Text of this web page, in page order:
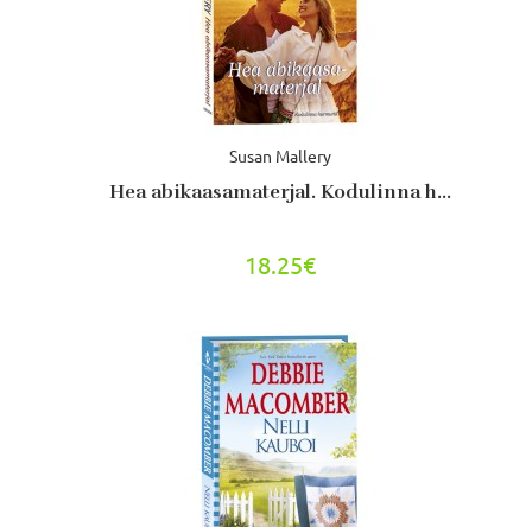
Susan Mallery
Hea abikaasamaterjal. Kodulinna h...
18.25€